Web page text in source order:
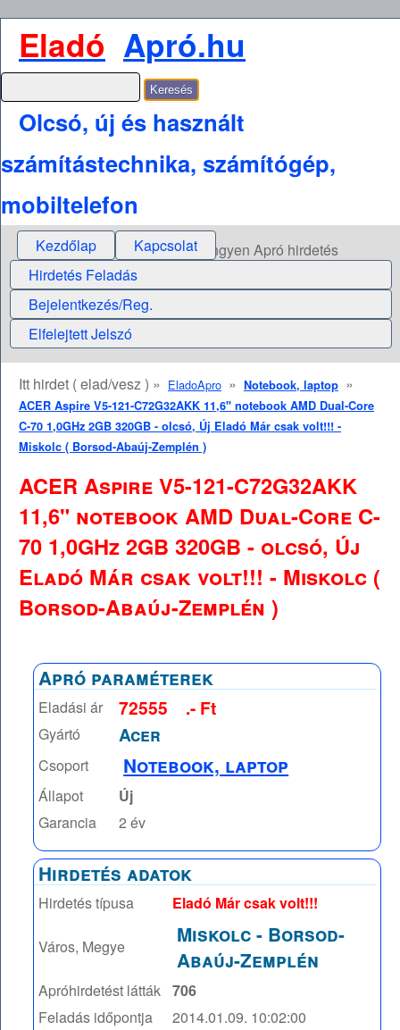
Eladó Apró.hu
Olcsó, új és használt
számítástechnika, számítógép,
mobiltelefon
Kezdőlap Kapcsolat
Ingyen Apró hirdetés
Hirdetés Feladás
Bejelentkezés/Reg.
Elfelejtett Jelszó
Itt hirdet ( elad/vesz ) » EladoApro » Notebook, laptop »
ACER Aspire V5-121-C72G32AKK 11,6" notebook AMD Dual-Core
C-70 1,0GHz 2GB 320GB - olcsó, Új Eladó Már csak volt!!! -
Miskolc ( Borsod-Abaúj-Zemplén )
ACER Aspire V5-121-C72G32AKK
11,6" notebook AMD Dual-Core C-
70 1,0GHz 2GB 320GB - olcsó, Új
Eladó Már csak volt!!! - Miskolc (
Borsod-Abaúj-Zemplén )
Apró paraméterek
Eladási ár 72555 .- Ft
Gyártó Acer
Csoport Notebook, laptop
Állapot
Új
Garancia
2 év
Hirdetés adatok
Hirdetés típusa Eladó Már csak volt!!!
Város, Megye Miskolc- Borsod-
Abaúj-Zemplén
Apróhirdetést látták 706
Feladás időpontja
2014.01.09. 10:02:00